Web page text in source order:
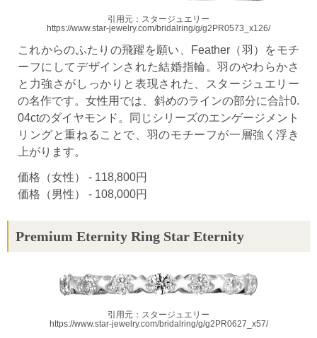
引用元：スタージュエリー
https://www.star-jewelry.com/bridalring/g/g2PR0573_x126/
これからのふたりの飛躍を願い、Feather（羽）をモチ
ーフにしてデザインされた結婚指輪。羽のやわらかさ
と力強さがしっかりと表現された、スタージュエリー
の名作です。女性用では、斜めのラインの部分に合計0.
04ctのダイヤモンド。同じシリーズのエンゲージメント
リングと重ねることで、羽のモチーフが一層強く浮き
上がります。
価格（女性） - 118,800円
価格（男性） - 108,000円
Premium Eternity Ring Star Eternity
引用元：スタージュエリー
https://www.star-jewelry.com/bridalring/g/g2PR0627_x57/